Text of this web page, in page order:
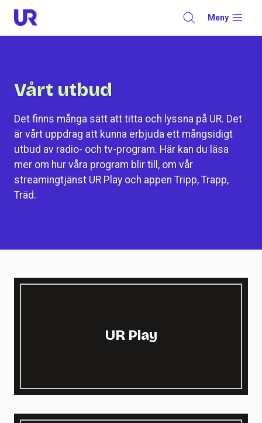
Skip
content
Meny
Vårt utbud
Det finns många sätt att titta och lyssna på UR. Det
är vårt uppdrag att kunna erbjuda ett mångsidigt
utbud av radio- och tv-program. Här kan du läsa
mer om hur våra program blir till, om vår
streamingtjänst UR Play och appen Tripp, Trapp,
Träd.
UR Play